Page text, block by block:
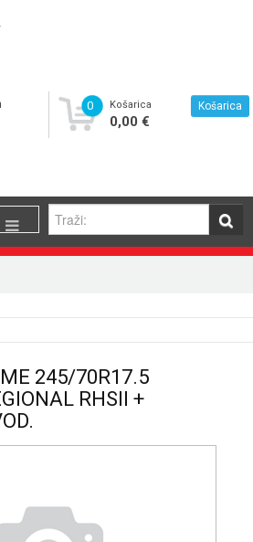
0 Košarica
0,00 €
Košarica
245/70R17.5
RHSII +